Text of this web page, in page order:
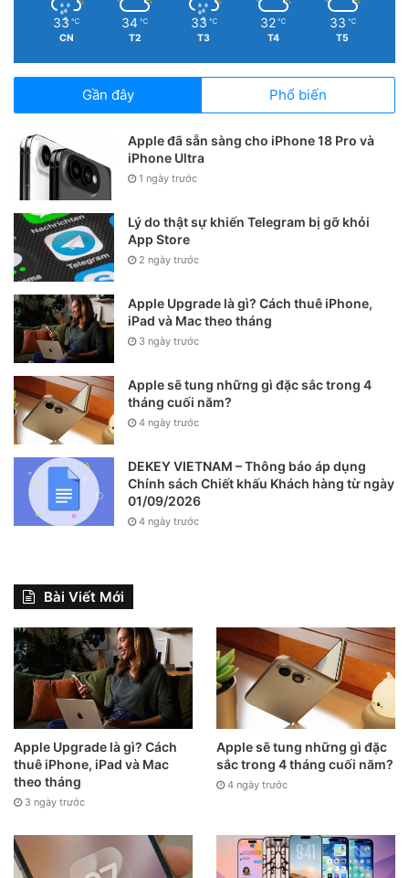
33 ℃
CN
34 ℃
T2
33 ℃
T3
32 ℃
T4
33 ℃
T5
Gần đây Phổ biến
Apple đã sẵn sàng cho iPhone 18 Pro và
iPhone Ultra
1 ngày trước
Lý do thật sự khiến Telegram bị gỡ khỏi
App Store
2 ngày trước
Apple Upgrade là gì? Cách thuê iPhone,
iPad và Mac theo tháng
3 ngày trước
Apple sẽ tung những gì đặc sắc trong 4
tháng cuối năm?
4 ngày trước
DEKEY VIETNAM – Thông báo áp dụng
Chính sách Chiết khấu Khách hàng từ ngày
01/09/2026
4 ngày trước
Bài Viết Mới
Apple Upgrade là gì? Cách
thuê iPhone, iPad và Mac
theo tháng
3 ngày trước
Apple sẽ tung những gì đặc
sắc trong 4 tháng cuối năm?
4 ngày trước